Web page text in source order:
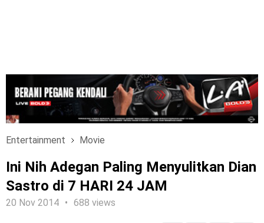
Entertainment Movie
Ini Nih Adegan Paling Menyulitkan Dian
Sastro di 7 HARI 24 JAM
20 Nov 2014 688 views